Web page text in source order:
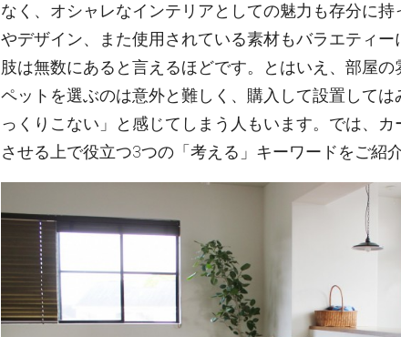
なく、オシャレなインテリアとしての魅力も存分に
やデザイン、また使用されている素材もバラエティー
肢は無数にあると言えるほどです。とはいえ、部屋
ペットを選ぶのは意外と難しく、購入して設置しては
っくりこない」と感じてしまう人もいます。では、
させる上で役立つ3つの「考える」キーワードをご紹